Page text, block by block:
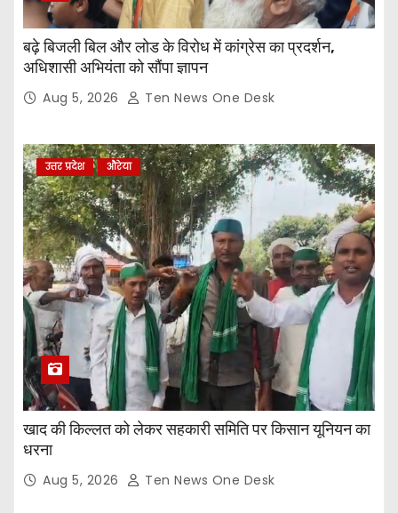
बढ़े बिजली बिल और लोड के विरोध में कांग्रेस का प्रदर्शन,
अधिशासी अभियंता को सौंपा ज्ञापन
Aug 5, 2026 Ten News One Desk
उत्तर प्रदेश औरेया
खाद की किल्लत को लेकर सहकारी समिति पर किसान यूनियन का
धरना
Aug 5, 2026 Ten News One Desk